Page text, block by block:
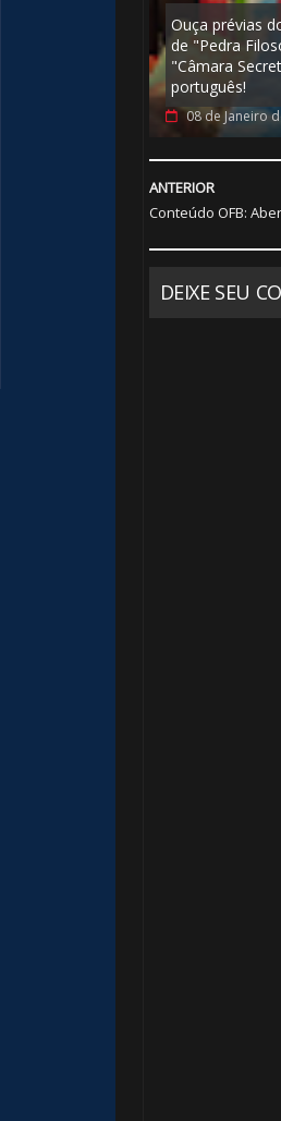
Ouça prévias
de "Pedra
"Câmara
português!
08 de Janeiro
ANTERIOR
Conteúdo OFB:
DEIXE SEU